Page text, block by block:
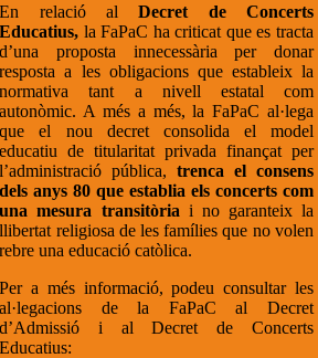
En relació al Decret de Concerts
Educatius, la FaPaC ha criticat que es tracta
d’una proposta innecessària per donar
resposta a les obligacions que estableix la
normativa tant a nivell estatal com
autonòmic. A més a més, la FaPaC al·lega
que el nou decret consolida el model
educatiu de titularitat privada finançat per
l’administració pública, trenca el consens
dels anys 80 que establia els concerts com
una mesura transitòria i no garanteix la
llibertat religiosa de les famílies que no volen
rebre una educació catòlica.
Per a més informació, podeu consultar les
al·legacions de la FaPaC al Decret
d’Admissió i al Decret de Concerts
Educatius: